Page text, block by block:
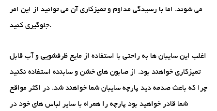
می شوند. اما با رسیدگی مداوم و تمیزکاری آن می توانید از این امر
جلوگیری کنید.
اغلب این سایبان ها به راحتی با استفاده از مایع ظرفشویی و آب قابل
تمیزکاری خواهند بود. از صابون های خشن و سابنده استفاده نکنید
چرا که باعث صدمه دید پارچه سایبان شما خواهند شد. در اکثر مواقع
شما قادر خواهید بود پارچه را همراه با سایر لباس های خود در